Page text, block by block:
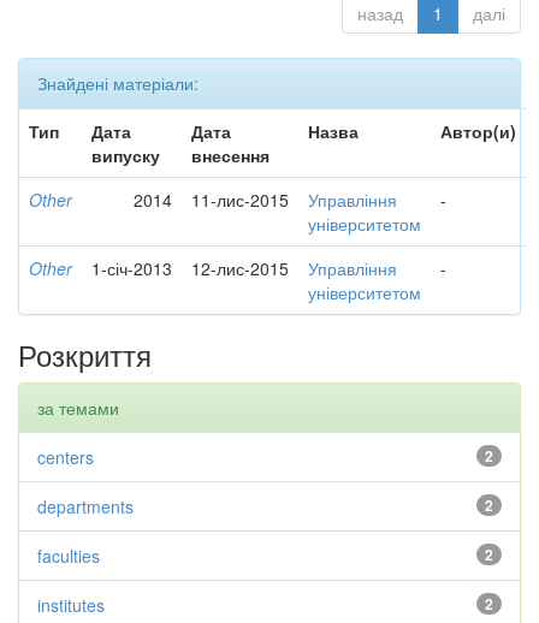
назад 1 далі
Знайдені матеріали:
Тип
Дата
випуску
Дата
внесення
Назва Автор(и)
Other 2014 11-лис-2015
Управління
університетом
-
Other 1-січ-2013 12-лис-2015
Управління
університетом
-
Розкриття
за темами
2
centers
2
departments
2
faculties
2
institutes